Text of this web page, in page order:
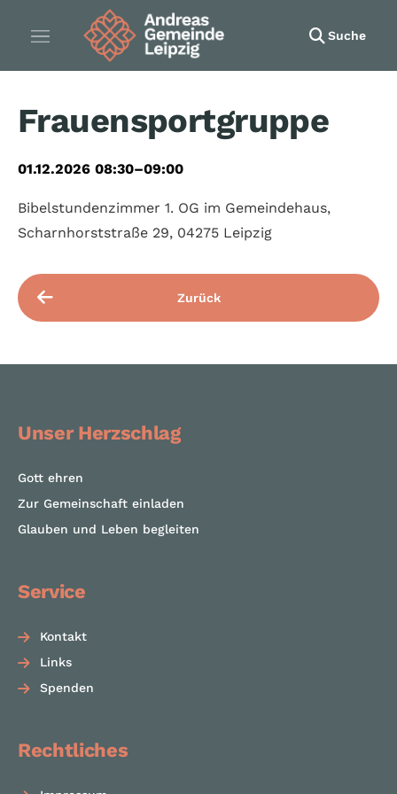
Suche
Frauensportgruppe
01.12.2026 08:30–09:00
Bibelstundenzimmer 1. OG im Gemeindehaus,
Scharnhorststraße 29, 04275 Leipzig
Zurück
Unser Herzschlag
Gott ehren
Zur Gemeinschaft einladen
Glauben und Leben begleiten
Service
Kontakt
Links
Spenden
Rechtliches